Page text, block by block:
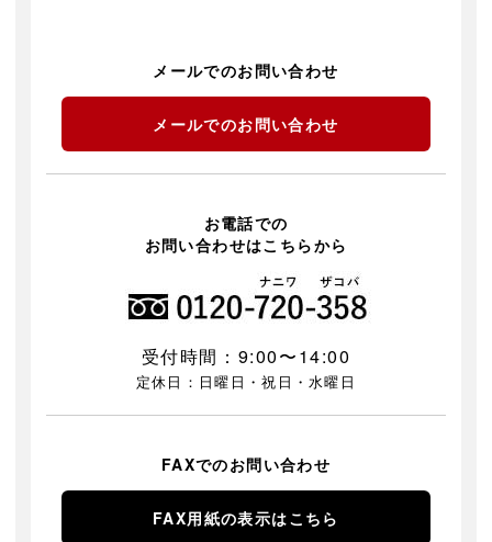
メールでのお問い合わせ
メールでのお問い合わせ
お電話での
お問い合わせはこちらから
受付時間：9:00〜14:00
定休日：日曜日・祝日・水曜日
FAXでのお問い合わせ
FAX用紙の表示はこちら